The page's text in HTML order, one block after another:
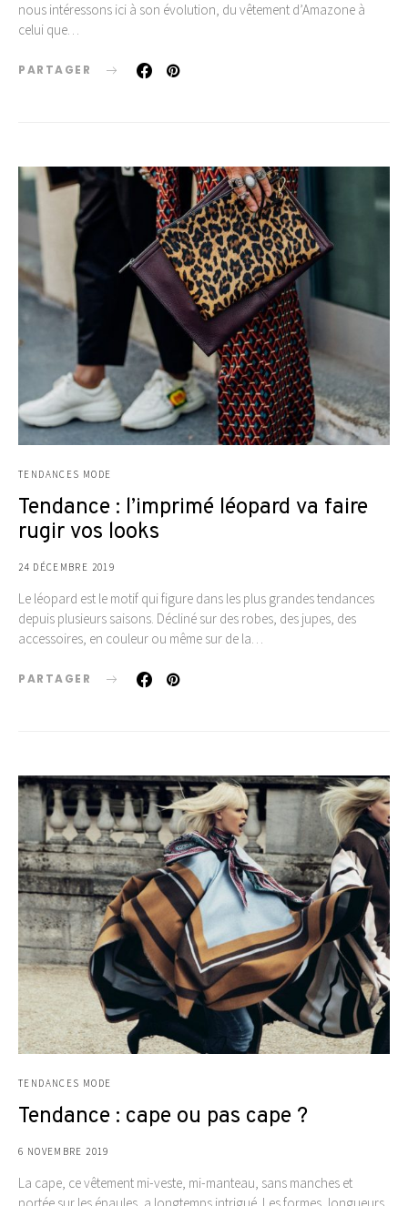
nous intéressons ici à son évolution, du vêtement d’Amazone à
celui que…
PARTAGER
TENDANCES MODE
Tendance : l’imprimé léopard va faire
rugir vos looks
24 DÉCEMBRE 2019
Le léopard est le motif qui figure dans les plus grandes tendances
depuis plusieurs saisons. Décliné sur des robes, des jupes, des
accessoires, en couleur ou même sur de la…
PARTAGER
TENDANCES MODE
Tendance : cape ou pas cape ?
6 NOVEMBRE 2019
La cape, ce vêtement mi-veste, mi-manteau, sans manches et